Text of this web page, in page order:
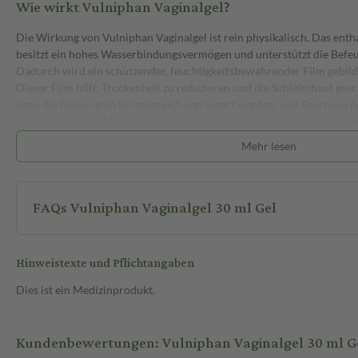
Wie wirkt Vulniphan Vaginalgel?
Die Wirkung von Vulniphan Vaginalgel ist rein physikalisch. Das
besitzt ein hohes Wasserbindungsvermögen und unterstützt die
Dadurch wird ein schützender, feuchtigkeitsbewahrender Film
Wie wird Vulniphan Vaginalgel angewendet?
kleine Menge des Gels mit einem Applikator oder sauberem Finger
Wende das Gel idealerweise abends an, damit es optimal einwirken
Das Gel eignet sich auch zur unterstützenden Pflege bei
Mehr lesen
FAQs Vulniphan Vaginalgel 30 ml Gel
Hinweistexte und Pflichtangaben
Dies ist ein Medizinprodukt.
Kundenbewertungen: Vulniphan Vaginalgel 30 ml